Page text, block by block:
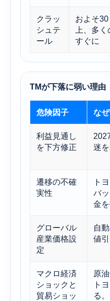
クラッ
シュテ
ール
およそ30
上、多
すぐに
TMが下落に弱い理由
危険因子 な
利益見通し
を下方修正
迷
遷移の不確
実性
ト
バ
金
グローバル
産業価格設
定
自
値
マクロ経済
ショックと
貿易ショッ
原
ト
る。